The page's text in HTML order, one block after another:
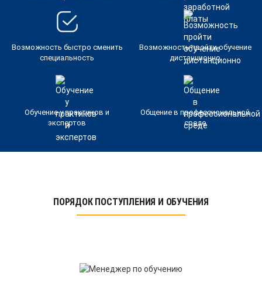
Возможность быстро сменить
специальность
Возможность пройти обучение
дистанционно
Обучение у практиков и
экспертов
Общение в профессиональной
среде
ПОРЯДОК ПОСТУПЛЕНИЯ И ОБУЧЕНИЯ